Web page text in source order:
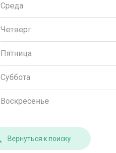
Среда
Четверг
Пятница
Суббота
Воскресенье
Вернуться к поиску